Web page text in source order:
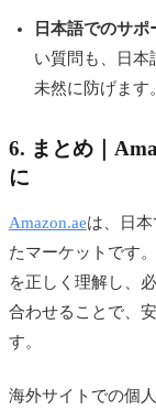
日本語でのサポ
い質問も、日本
未然に防げます。
6. まとめ｜
に
Amazon.aeは、日
たマーケットです
を正しく理解し、
合わせることで、
す。
海外サイトでの個